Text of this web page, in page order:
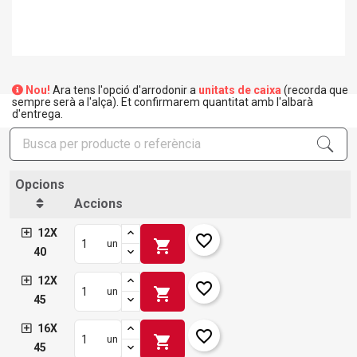
Afegir a la llista de desitjos
add_circle_outline
Crear una llista nova
Crear una llista de desitjos
Nom de la llista de desitjos
Connectar-se
Cal que connecteu per a desar els productes a la vostra
llista de desitjos.
Nou! Ara tens l'opció d'arrodonir a unitats de caixa (recorda que
sempre serà a l'alça). Et confirmarem quantitat amb l'albarà
d'entrega.
Opcions
Accions
12X
40
un shopping_cart favorite_border
12X
45
un shopping_cart favorite_border
16X
45
un shopping_cart favorite_border